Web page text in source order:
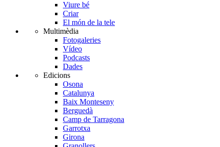
Viure bé
Criar
El món de la tele
Multimèdia
Fotogaleries
Vídeo
Podcasts
Dades
Edicions
Osona
Catalunya
Baix Monteseny
Berguedà
Camp de Tarragona
Garrotxa
Girona